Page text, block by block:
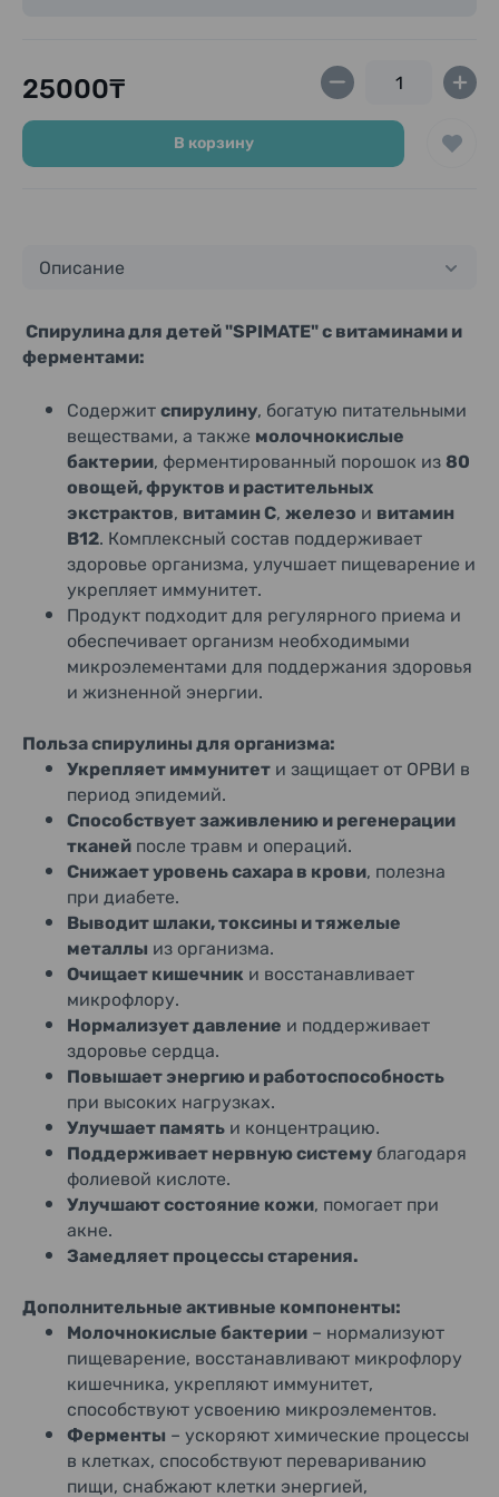
– 200 млн.
Фикоцианин
Нуклеиновая кислота РНК
25000₸
В корзину
Описание
Спирулина для детей "SPIMATE" с витаминами и
ферментами:
Содержит спирулину, богатую питательными
веществами, а также молочнокислые
бактерии, ферментированный порошок из 80
овощей, фруктов и растительных
экстрактов, витамин С, железо и витамин
В12. Комплексный состав поддерживает
здоровье организма, улучшает пищеварение и
укрепляет иммунитет.
Продукт подходит для регулярного приема и
обеспечивает организм необходимыми
микроэлементами для поддержания здоровья
и жизненной энергии.
Польза спирулины для организма:
Укрепляет иммунитет и защищает от ОРВИ в
период эпидемий.
Способствует заживлению и регенерации
тканей после травм и операций.
Снижает уровень сахара в крови, полезна
при диабете.
Выводит шлаки, токсины и тяжелые
металлы из организма.
Очищает кишечник и восстанавливает
микрофлору.
Нормализует давление и поддерживает
здоровье сердца.
Повышает энергию и работоспособность
при высоких нагрузках.
Улучшает память и концентрацию.
Поддерживает нервную систему благодаря
фолиевой кислоте.
Улучшают состояние кожи, помогает при
акне.
Замедляет процессы старения.
Дополнительные активные компоненты:
Молочнокислые бактерии – нормализуют
пищеварение, восстанавливают микрофлору
кишечника, укрепляют иммунитет,
способствуют усвоению микроэлементов.
Ферменты – ускоряют химические процессы
в клетках, способствуют перевариванию
пищи, снабжают клетки энергией,